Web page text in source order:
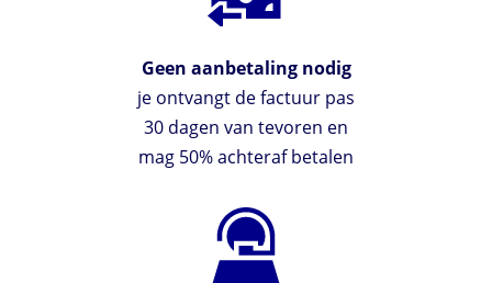
Geen aanbetaling nodig
je ontvangt de factuur pas
30 dagen van tevoren en
mag 50% achteraf betalen